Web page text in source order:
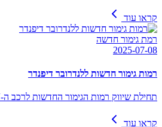
קראו עוד
רמת גימור חדשה
2025-07-08
רמות גימור חדשות ללנדרובר דיפנדר
תחילת שיווק רמות הגימור החדשות לרכב ה-SUV הקשוח של לנדרובר
קראו עוד